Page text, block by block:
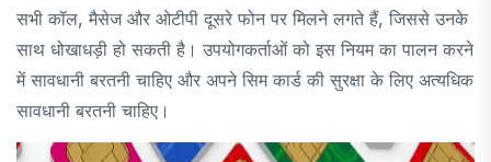
सभी कॉल, मैसेज और ओटीपी दूसरे फोन पर मिलने लगते हैं, जिससे उनके
साथ धोखाधड़ी हो सकती है। उपयोगकर्ताओं को इस नियम का पालन करने
में सावधानी बरतनी चाहिए और अपने सिम कार्ड की सुरक्षा के लिए अत्यधिक
सावधानी बरतनी चाहिए।